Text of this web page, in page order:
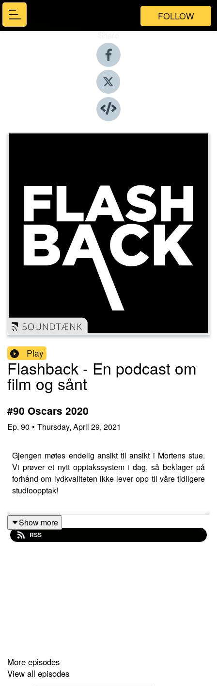
FOLLOW
Share
Play
Flashback - En podcast om
film og sånt
#90 Oscars 2020
Ep. 90 • Thursday, April 29, 2021
Gjengen møtes endelig ansikt til ansikt i Mortens stue.
Vi prøver et nytt opptakssystem i dag, så beklager på
forhånd om lydkvaliteten ikke lever opp til våre tidligere
studioopptak!
Oscar utdelingen foregikk natt til mandag, og vi går
gjennom de nominerte og vinnerne. Vi har dessverre
Show more
RSS
More episodes
View all episodes